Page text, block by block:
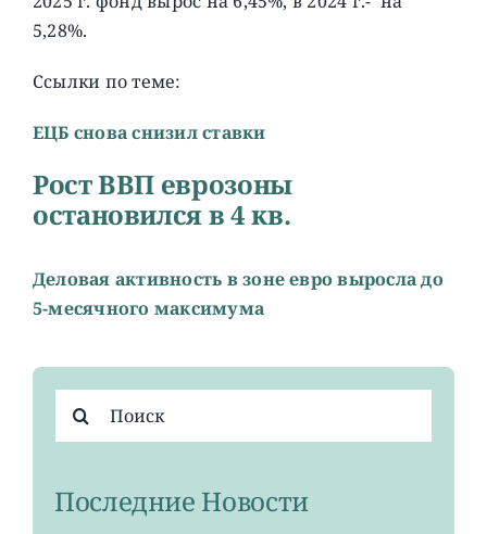
5,28%.
Ссылки по теме:
ЕЦБ снова снизил ставки
Рост ВВП еврозоны
остановился в 4 кв.
Деловая активность в зоне евро выросла до
5-месячного максимума
поиска:
Последние Новости